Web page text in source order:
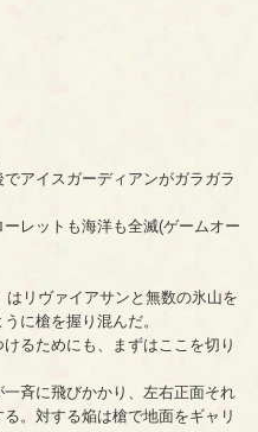
アイスガーディアンがガラガラ
レットも海洋も全滅(ゲームオー
リヴァイアサンと無数の氷山を
に槍を握り混んだ。
るためにも、まずはここを切り
斉に飛びかかり、左右正面それ
。対する焔は槍で地面をギャリ